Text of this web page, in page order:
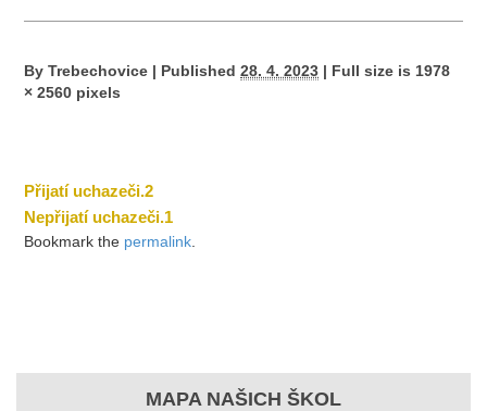
By Trebechovice | Published 28. 4. 2023 | Full size is 1978
× 2560 pixels
Přijatí uchazeči.2
Nepřijatí uchazeči.1
Bookmark the permalink
MAPA NAŠICH ŠKOL